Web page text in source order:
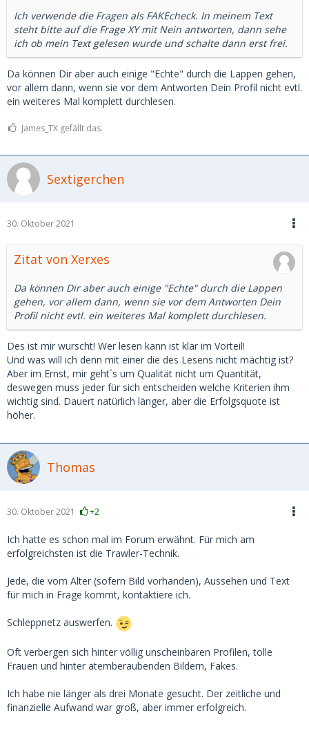
Ich verwende die Fragen als FAKEcheck. In meinem Text
steht bitte auf die Frage XY mit Nein antworten, dann sehe
ich ob mein Text gelesen wurde und schalte dann erst frei.
Da können Dir aber auch einige "Echte" durch die Lappen gehen,
vor allem dann, wenn sie vor dem Antworten Dein Profil nicht evtl.
ein weiteres Mal komplett durchlesen.
James_TX gefällt das.
Sextigerchen
30. Oktober 2021
Zitat von Xerxes
Da können Dir aber auch einige "Echte" durch die Lappen
gehen, vor allem dann, wenn sie vor dem Antworten Dein
Profil nicht evtl. ein weiteres Mal komplett durchlesen.
Des ist mir wurscht! Wer lesen kann ist klar im Vorteil!
Und was will ich denn mit einer die des Lesens nicht mächtig ist?
Aber im Ernst, mir geht´s um Qualität nicht um Quantität,
deswegen muss jeder für sich entscheiden welche Kriterien ihm
wichtig sind. Dauert natürlich länger, aber die Erfolgsquote ist
höher.
Thomas
30. Oktober 2021 +2
Ich hatte es schon mal im Forum erwähnt. Für mich am
erfolgreichsten ist die Trawler-Technik.
Jede, die vom Alter (sofern Bild vorhanden), Aussehen und Text
für mich in Frage kommt, kontaktiere ich.
Schleppnetz auswerfen.
Oft verbergen sich hinter völlig unscheinbaren Profilen, tolle
Frauen und hinter atemberaubenden Bildern, Fakes.
Ich habe nie länger als drei Monate gesucht. Der zeitliche und
finanzielle Aufwand war groß, aber immer erfolgreich.